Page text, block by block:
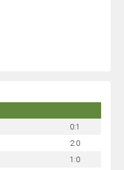
0:1
2:0
1:0